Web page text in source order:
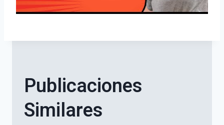
Publicaciones
Similares